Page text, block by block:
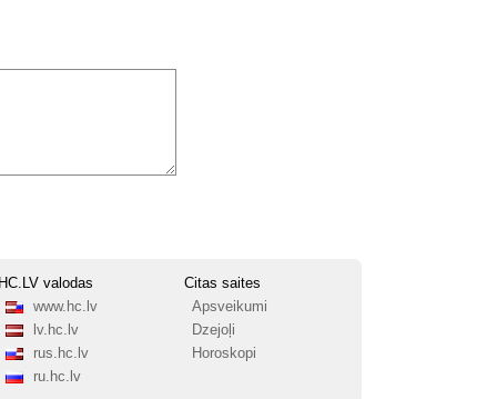
HC.LV valodas
www.hc.lv
lv.hc.lv
rus.hc.lv
ru.hc.lv
Citas saites
Apsveikumi
Dzejoļi
Horoskopi